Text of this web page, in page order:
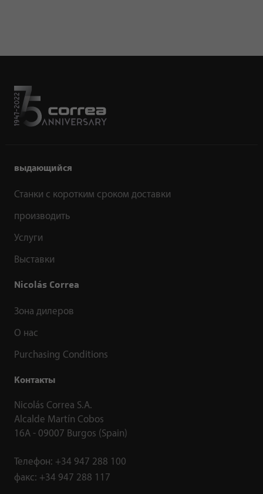
выдающийся
Станки с коротким сроком доставки
производить
Услуги
Выставки
Nicolás Correa
Зона дилеров
О нас
Purchasing Conditions
Контакты
Nicolás Correa S.A.
Alcalde Martín Cobos
16A - 09007 Burgos (Spain)
Телефон: +34 947 288 100
факс: +34 947 288 117